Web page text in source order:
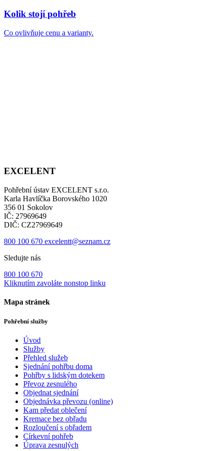
Kolik stojí pohřeb
Co ovlivňuje cenu a varianty.
EXCELENT
Pohřební ústav EXCELENT s.r.o.
Karla Havlíčka Borovského 1020
356 01 Sokolov
IČ: 27969649
DIČ: CZ27969649
800 100 670 excelentt@seznam.cz
Sledujte nás
800 100 670
Kliknutím zavoláte nonstop linku
Mapa stránek
Pohřební služby
Úvod
Služby
Přehled služeb
Sjednání pohřbu doma
Pohřby s lidským dotekem
Převoz zesnulého
Objednat sjednání
Objednávka převozu (online)
Kam předat oblečení
Kremace bez obřadu
Rozloučení s obřadem
Církevní pohřeb
Úprava zesnulých